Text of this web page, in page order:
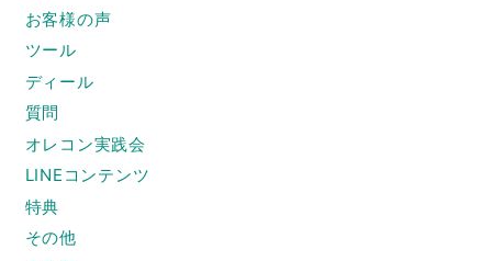
お客様の声
ツール
ディール
質問
オレコン実践会
LINEコンテンツ
特典
その他